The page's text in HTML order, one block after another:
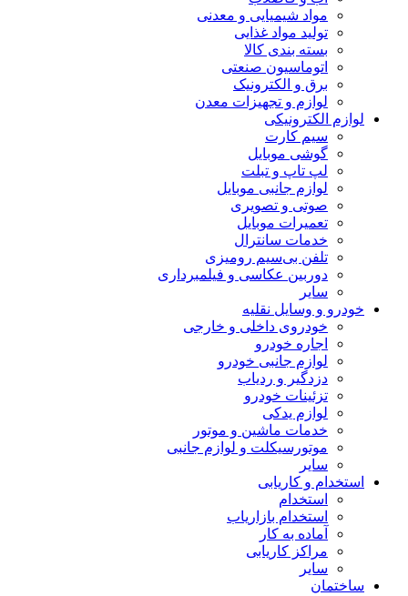
مواد شیمیایی و معدنی
تولید مواد غذایی
بسته بندی کالا
اتوماسیون صنعتی
برق و الکترونیک
لوازم و تجهیزات معدن
لوازم الکترونیکی
سیم کارت
گوشی موبایل
لپ تاپ و تبلت
لوازم جانبی موبایل
صوتی و تصویری
تعمیرات موبایل
خدمات سانترال
تلفن بی‌سیم رومیزی
دوربین عکاسی و فیلمبرداری
سایر
خودرو و وسایل نقلیه
خودروی داخلی و خارجی
اجاره خودرو
لوازم جانبی خودرو
دزدگیر و ردیاب
تزئینات خودرو
لوازم یدکی
خدمات ماشین و موتور
موتورسیکلت و لوازم جانبی
سایر
استخدام و کاریابی
استخدام
استخدام بازاریاب
آماده به کار
مراکز کاریابی
سایر
ساختمان